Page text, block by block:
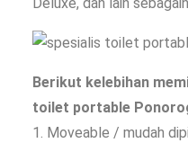
Berikut kelebihan
toilet portable
1. Moveable / mudah